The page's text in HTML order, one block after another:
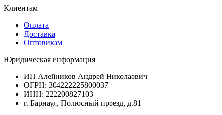
Клиентам
Оплата
Доставка
Оптовикам
Юридическая информация
ИП Алейников Андрей Николаевич
ОГРН: 304222225800037
ИНН: 222200827103
г. Барнаул, Полюсный проезд, д.81